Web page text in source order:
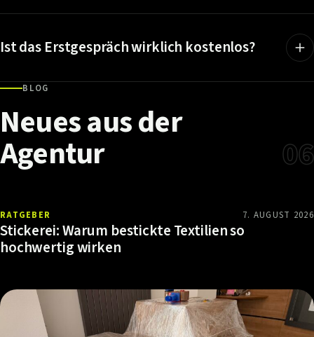
Ist das Erstgespräch wirklich kostenlos?
BLOG
Neuesausder
Agentur 06
RATGEBER 7. AUGUST 2026
Stickerei: Warum bestickte Textilien so
hochwertig wirken